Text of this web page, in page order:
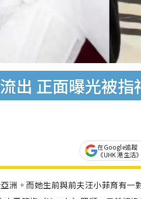
出 正面曝光被指
在Google追蹤
《UHK 港生活》
洲。而她生前與前夫汪小菲育有一